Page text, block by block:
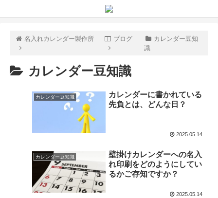
名入れカレンダー製作所 ブログ
カレンダー豆知
識
カレンダー豆知識
カレンダー豆知識
カレンダーに書かれている
先負とは、どんな日？
2025.05.14
カレンダー豆知識
壁掛けカレンダーへの名入
れ印刷をどのようにしてい
るかご存知ですか？
2025.05.14